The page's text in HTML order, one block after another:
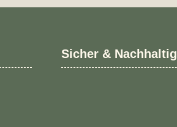
Sicher & Nachhaltig